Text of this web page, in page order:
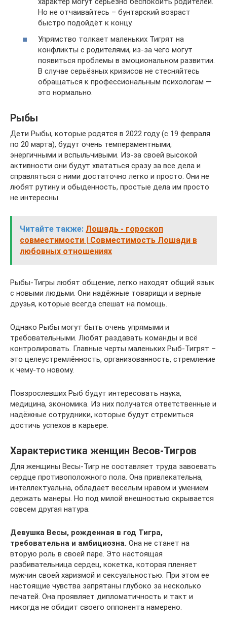
Но не отчаивайтесь – бунтарский возраст
быстро подойдёт к концу.
Упрямство толкает маленьких Тигрят на
конфликты с родителями, из-за чего могут
появиться проблемы в эмоциональном развитии.
В случае серьёзных кризисов не стесняйтесь
обращаться к профессиональным психологам —
это нормально.
Рыбы
Дети Рыбы, которые родятся в 2022 году (с 19 февраля
по 20 марта), будут очень темпераментными,
энергичными и вспыльчивыми. Из-за своей высокой
активности они будут хвататься сразу за все дела и
справляться с ними достаточно легко и просто. Они не
любят рутину и обыденность, простые дела им просто
не интересны.
Читайте также: Лошадь - гороскоп
совместимости | Совместимость Лошади в
любовных отношениях
Рыбы-Тигры любят общение, легко находят общий язык
с новыми людьми. Они надёжные товарищи и верные
друзья, которые всегда спешат на помощь.
Однако Рыбы могут быть очень упрямыми и
требовательными. Любят раздавать команды и всё
контролировать. Главные черты маленьких Рыб-Тигрят –
это целеустремлённость, организованность, стремление
к чему-то новому.
Повзрослевших Рыб будут интересовать наука,
медицина, экономика. Из них получатся ответственные и
надёжные сотрудники, которые будут стремиться
достичь успехов в карьере.
Характеристика женщин Весов-Тигров
Для женщины Весы-Тигр не составляет труда завоевать
сердце противоположного пола. Она привлекательна,
интеллектуальна, обладает веселым нравом и умением
держать манеры. Но под милой внешностью скрывается
совсем другая натура.
Девушка Весы, рожденная в год Тигра,
требовательна и амбициозна. Она не станет на
вторую роль в своей паре. Это настоящая
разбивательница сердец, кокетка, которая пленяет
мужчин своей харизмой и сексуальностью. При этом ее
настоящие чувства запрятаны глубоко за несколько
печатей. Она проявляет дипломатичность и такт и
никогда не обидит своего оппонента намерено.